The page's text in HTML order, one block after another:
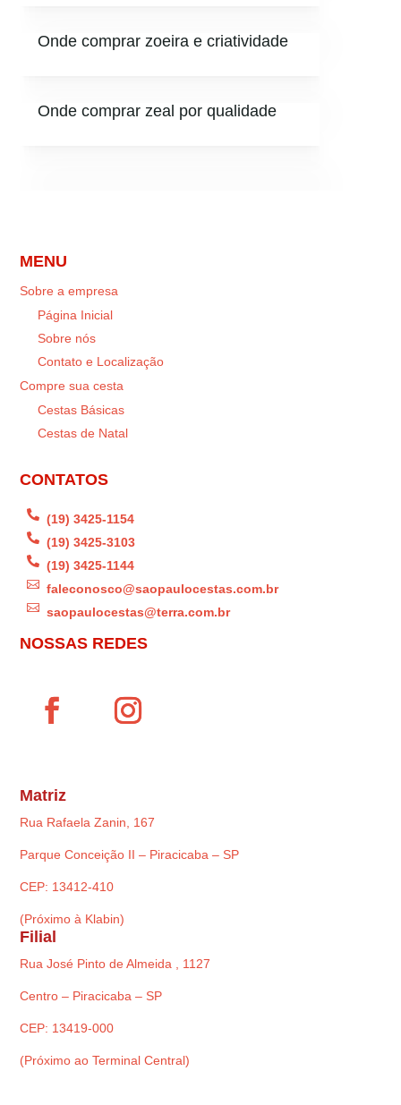
Onde comprar zoeira e criatividade
Onde comprar zeal por qualidade
MENU
Sobre a empresa
Página Inicial
Sobre nós
Contato e Localização
Compre sua cesta
Cestas Básicas
Cestas de Natal
CONTATOS
 (19) 3425-1154
 (19) 3425-3103
 (19) 3425-1144
 faleconosco@saopaulocestas.com.br
 saopaulocestas@terra.com.br
NOSSAS REDES
Matriz
Rua Rafaela Zanin, 167
Parque Conceição II – Piracicaba – SP
CEP: 13412-410
(Próximo à Klabin)
Filial
Rua José Pinto de Almeida , 1127
Centro – Piracicaba – SP
CEP: 13419-000
(Próximo ao Terminal Central)